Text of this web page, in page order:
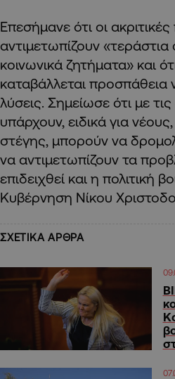
Επεσήμανε ότι οι ακριτικές
αντιμετωπίζουν «τεράστια
κοινωνικά ζητήματα» και
καταβάλλεται
λύσεις. Σημείωσε ότι με
υπάρχουν, ειδικά για
στέγης, μπορούν να
να αντιμετωπίζουν τα
επιδειχθεί και η πολιτική
Κυβέρνηση Νίκου
ΣΧΕΤΙΚΑ ΑΡΘΡΑ